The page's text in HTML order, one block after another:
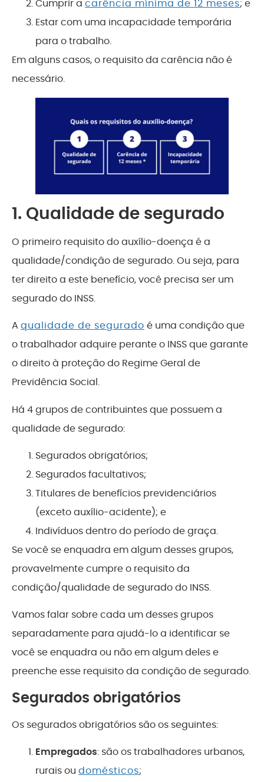
Cumprir a carência mínima de 12 meses; e
Estar com uma incapacidade temporária
para o trabalho.
Em alguns casos, o requisito da carência não é
necessário.
1. Qualidade de segurado
O primeiro requisito do auxílio-doença é a
qualidade/condição de segurado. Ou seja, para
ter direito a este benefício, você precisa ser um
segurado do INSS.
A qualidade de segurado é uma condição que
o trabalhador adquire perante o INSS que garante
o direito à proteção do Regime Geral de
Previdência Social.
Há 4 grupos de contribuintes que possuem a
qualidade de segurado:
Segurados obrigatórios;
Segurados facultativos;
Titulares de benefícios previdenciários
(exceto auxílio-acidente); e
Indivíduos dentro do período de graça.
Se você se enquadra em algum desses grupos,
provavelmente cumpre o requisito da
condição/qualidade de segurado do INSS.
Vamos falar sobre cada um desses grupos
separadamente para ajudá-lo a identificar se
você se enquadra ou não em algum deles e
preenche esse requisito da condição de segurado.
Segurados obrigatórios
Os segurados obrigatórios são os seguintes:
Empregados: são os trabalhadores urbanos,
rurais ou domésticos;